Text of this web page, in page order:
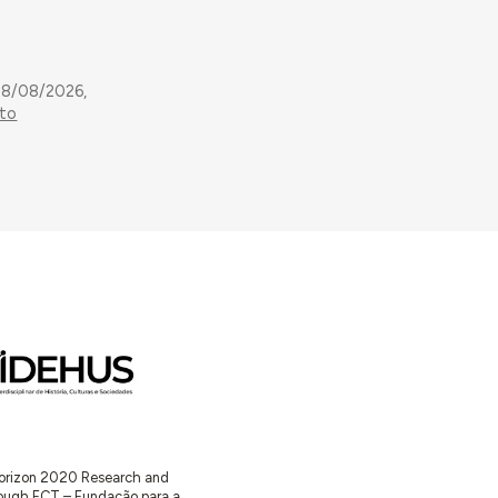
08/2026,
2020 Research and